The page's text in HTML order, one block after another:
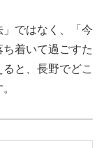
ではなく、「今
着いて過ごすた
と、長野でどこ